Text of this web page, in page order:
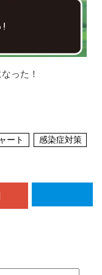
った！
ート 感染症対策